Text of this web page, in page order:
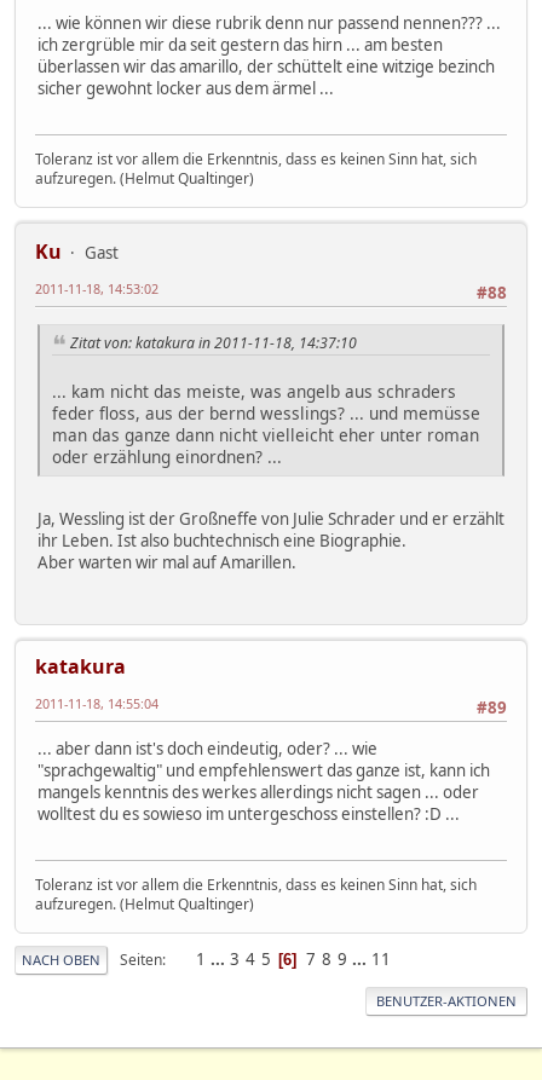
... wie können wir diese rubrik denn nur passend nennen??? ...
ich zergrüble mir da seit gestern das hirn ... am besten
überlassen wir das amarillo, der schüttelt eine witzige bezinch
sicher gewohnt locker aus dem ärmel ...
Toleranz ist vor allem die Erkenntnis, dass es keinen Sinn hat, sich
aufzuregen. (Helmut Qualtinger)
Ku
Gast
#88
2011-11-18, 14:53:02
Zitat von: katakura in 2011-11-18, 14:37:10
... kam nicht das meiste, was angelb aus schraders
feder floss, aus der bernd wesslings? ... und memüsse
man das ganze dann nicht vielleicht eher unter roman
oder erzählung einordnen? ...
Ja, Wessling ist der Großneffe von Julie Schrader und er erzählt
ihr Leben. Ist also buchtechnisch eine Biographie.
Aber warten wir mal auf Amarillen.
katakura
#89
2011-11-18, 14:55:04
... aber dann ist's doch eindeutig, oder? ... wie
"sprachgewaltig" und empfehlenswert das ganze ist, kann ich
mangels kenntnis des werkes allerdings nicht sagen ... oder
wolltest du es sowieso im untergeschoss einstellen? :D ...
Toleranz ist vor allem die Erkenntnis, dass es keinen Sinn hat, sich
aufzuregen. (Helmut Qualtinger)
NACH OBEN Seiten 1 ... 3 4 5 6 7 8 9 ... 11
BENUTZER-AKTIONEN